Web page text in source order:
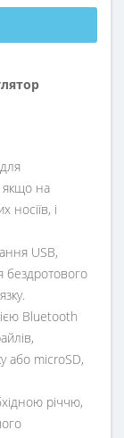
якщо на
носіїв, і
USB,
бездротового
Bluetooth
або microSD,
річчю,